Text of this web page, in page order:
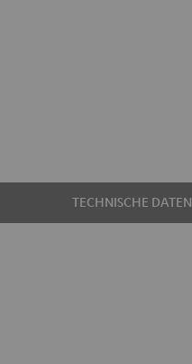
TECHNISCHE DATEN